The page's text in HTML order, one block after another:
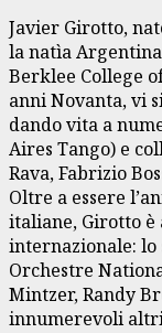
Javier Girotto,
la natìa
Berklee College
anni Novanta, vi
dando vita a
Aires Tango) e
Rava, Fabrizio
Oltre a essere
italiane, Girotto è
internazionale: lo
Orchestre
Mintzer, Randy
innumerevoli